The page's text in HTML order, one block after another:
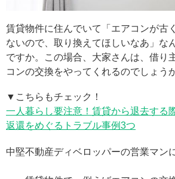
賃貸物件に住んでいて「エアコンが古
ないので、取り換えてほしいなあ」な
ですか。この場合、大家さんは、借り
コンの交換をやってくれるのでしょう
▼こちらもチェック！
一人暮らし要注意！賃貸から退去する
返還をめぐるトラブル事例3つ
中堅不動産ディベロッパーの営業マン